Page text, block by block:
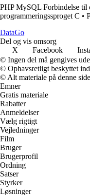
PHP MySQL Forbindelse til
programmeringssproget C •
DataGo
Del og vis omsorg
X
Facebook
© Ingen del må gengives
© Ophavsretligt beskyttet
© Alt materiale på denne
Emner
Gratis materiale
Rabatter
Anmeldelser
Vælg rigtigt
Vejledninger
Film
Bruger
Brugerprofil
Ordning
Satser
Styrker
Løsninger